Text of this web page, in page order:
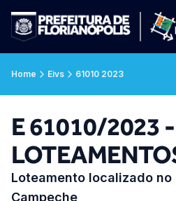
Home Eivs 61010 2023
E 61010/2023
Loteamento localizado
Campeche